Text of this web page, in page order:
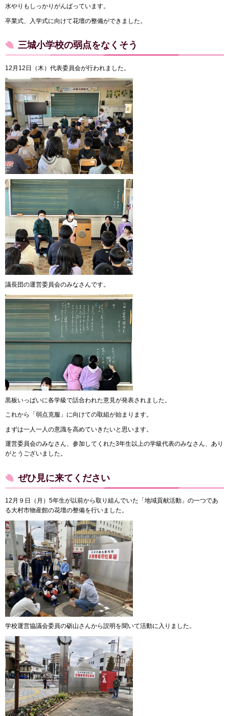
水やりもしっかりがんばっています。
卒業式、入学式に向けて花壇の整備ができました。
三城小学校の弱点をなくそう
12月12日（木）代表委員会が行われました。
議長団の運営委員会のみなさんです。
黒板いっぱいに各学級で話合われた意見が発表されました。
これから「弱点克服」に向けての取組が始まります。
まずは一人一人の意識を高めていきたいと思います。
運営委員会のみなさん、参加してくれた3年生以上の学級代表のみなさん、あり
がとうございました。
ぜひ見に来てください
12月９日（月）5年生が以前から取り組んでいた「地域貢献活動」の一つであ
る大村市物産館の花壇の整備を行いました。
学校運営協議会委員の砺山さんから説明を聞いて活動に入りました。